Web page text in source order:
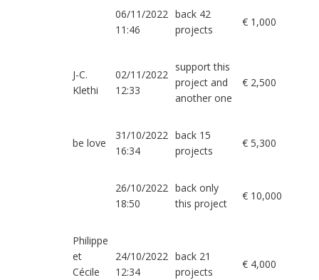
06/11/2022
11:46
back 42
projects
€ 1,000
J-C.
Klethi
02/11/2022
12:33
support this
project and
another one
€ 2,500
be love
31/10/2022
16:34
back 15
projects
€ 5,300
26/10/2022
18:50
back only
this project
€ 10,000
Philippe
et
Cécile
24/10/2022
12:34
back 21
projects
€ 4,000